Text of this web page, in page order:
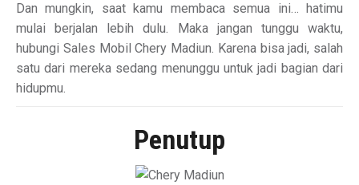
Dan mungkin, saat kamu membaca semua ini… hatimu
mulai berjalan lebih dulu. Maka jangan tunggu waktu,
hubungi Sales Mobil Chery Madiun. Karena bisa jadi, salah
satu dari mereka sedang menunggu untuk jadi bagian dari
hidupmu.
Penutup